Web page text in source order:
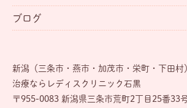
ブログ
新潟（三条市・燕市・加茂市・栄町・下田
治療ならレディスクリニック石黒
〒955-0083 新潟県三条市荒町2丁目25番33